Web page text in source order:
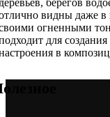
видны даже в
огненными
для
в